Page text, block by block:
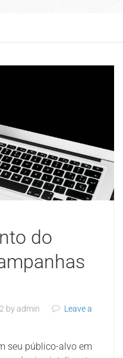
do
byadmin
Leave a
seu público-alvo em